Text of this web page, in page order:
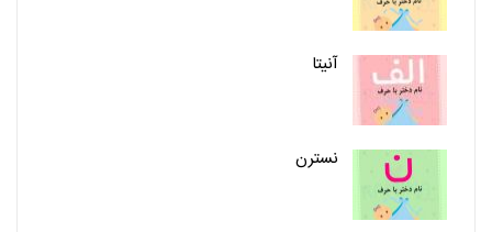
آنیتا
نسترن